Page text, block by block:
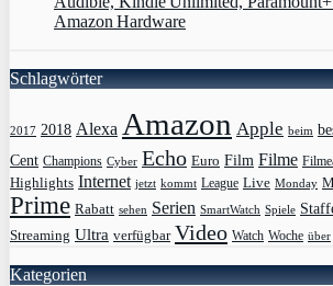
Amazon Hardware
Schlagwörter
2017 2018 Alexa Amazon Apple beim
Cent Champions Cyber Echo Euro Film Filme
Highlights Internet jetzt kommt League Live Monday
Prime Rabatt sehen Serien SmartWatch Spiele
Streaming Ultra verfügbar Video Watch Woche über
Kategorien